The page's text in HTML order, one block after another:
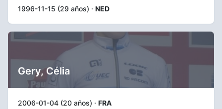
1996-11-15 (29 años) · NED
Gery, Célia
2006-01-04 (20 años) · FRA